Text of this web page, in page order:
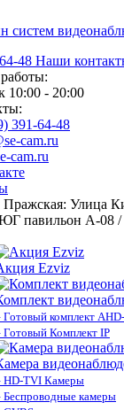
48 Наши
10:00 - 20:00
391-64-48
cam.ru
cam.ru
Пражская: Улица
павильон А-08 /
Ezviz
Готовый комплект
Готовый Комплект IP
HD-TVI Камеры
Беспроводные камеры